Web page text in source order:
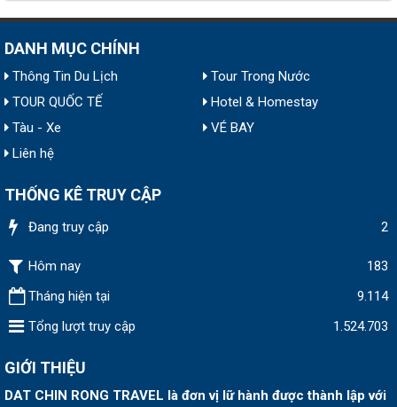
DANH MỤC CHÍNH
Thông Tin Du Lịch
Tour Trong Nước
TOUR QUỐC TẾ
Hotel & Homestay
Tàu - Xe
VÉ BAY
Liên hệ
THỐNG KÊ TRUY CẬP
Đang truy cập 2
Hôm nay
183
Tháng hiện tại
9.114
Tổng lượt truy cập
1.524.703
GIỚI THIỆU
DAT CHIN RONG TRAVEL là đơn vị lữ hành được thành lập với